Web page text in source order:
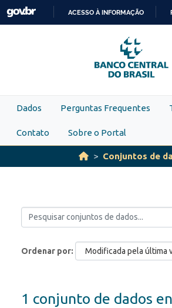
Skip to main content
PARA
O
CONTEÚDO
ACESSO À INFORMAÇÃO
Dados Perguntas Frequentes
Contato Sobre o Portal
Conjuntos de
Ordenar por
1 conjunto de dados